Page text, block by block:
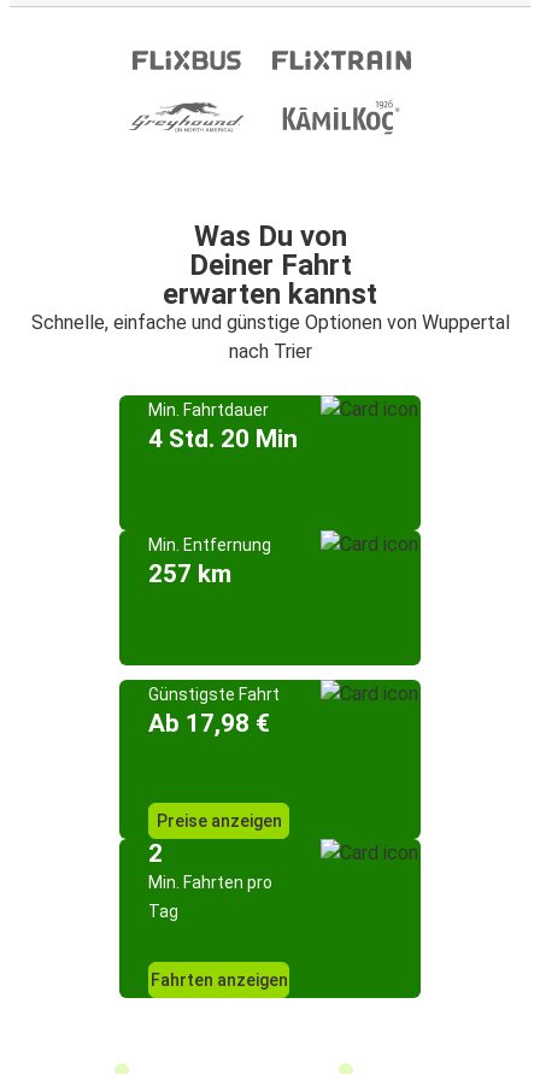
Was Du von
Deiner Fahrt
erwarten kannst
Schnelle, einfache und günstige Optionen von Wuppertal
nach Trier
Min. Fahrtdauer
4 Std. 20 Min
Min. Entfernung
257 km
Günstigste Fahrt
Ab 17,98 €
Preise anzeigen
2
Min. Fahrten pro
Tag
Fahrten anzeigen